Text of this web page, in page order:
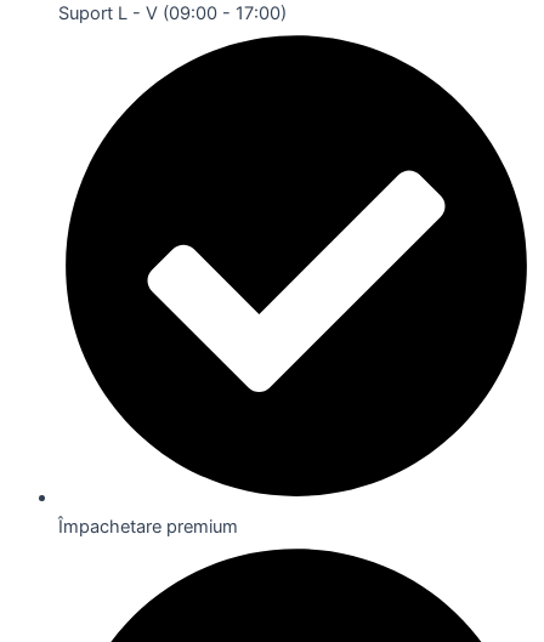
Suport L - V (09:00 - 17:00)
Împachetare premium